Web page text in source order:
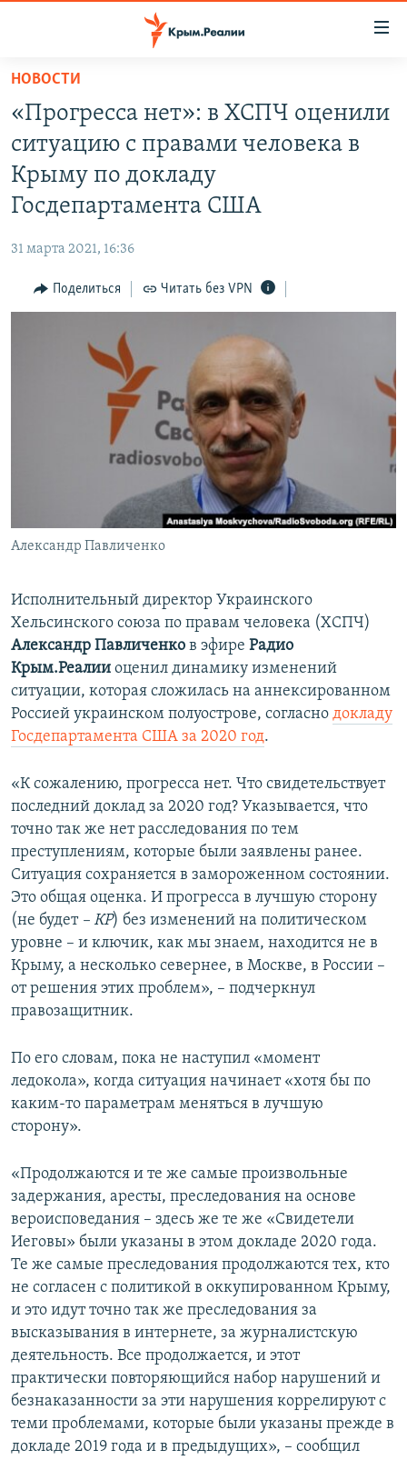
Вернуться
основному
содержанию
Вернутся
главной
Вернутся
поиску
СПЕЦПРОЕКТЫ
КАРТА ВОЕННЫХ ОБЪЕКТОВ КРЫМА
ВОДА
ИСТОРИЯ
ИНТЕРАКТИВ
ИНФОГРАФИКА
СОВЕТЫ ПРАВОЗАЩИТНИКОВ
ПРОПАВШИЕ БЕЗ ВЕСТИ
ПОБЕДИТЕЛЕЙ НЕ СУДЯТ?
КРЫМ.НЕПОКОРЕННЫЙ
УКРАИНСКАЯ ПРОБЛЕМА КРЫМА
РАДІО СВОБОДА
КАК ОБОЙТИ БЛОКИРОВКУ
Українською
ПРИСОЕДИНЯЙТЕСЬ!
Все сайты RFE/RL
НОВОСТИ
«Прогресса нет»: в ХСПЧ оценили
ситуацию с правами человека в
Крыму по докладу
Госдепартамента США
31 марта 2021, 16:36
Поделиться Читать без VPN
Александр Павличенко
Исполнительный директор Украинского
Хельсинского союза по правам человека (ХСПЧ)
Александр Павличенко в эфире Радио
Крым.Реалии оценил динамику изменений
ситуации, которая сложилась на аннексированном
Россией украинском полуострове, согласно докладу
Госдепартамента США за 2020 год.
«К сожалению, прогресса нет. Что свидетельствует
последний доклад за 2020 год? Указывается, что
точно так же нет расследования по тем
преступлениям, которые были заявлены ранее.
Ситуация сохраняется в замороженном состоянии.
Это общая оценка. И прогресса в лучшую сторону
(не будет – КР) без изменений на политическом
уровне – и ключик, как мы знаем, находится не в
Крыму, а несколько севернее, в Москве, в России –
от решения этих проблем», – подчеркнул
правозащитник.
По его словам, пока не наступил «момент
ледокола», когда ситуация начинает «хотя бы по
каким-то параметрам меняться в лучшую
сторону».
«Продолжаются и те же самые произвольные
задержания, аресты, преследования на основе
вероисповедания – здесь же те же «Свидетели
Иеговы» были указаны в этом докладе 2020 года.
Те же самые преследования продолжаются тех, кто
не согласен с политикой в оккупированном Крыму,
и это идут точно так же преследования за
высказывания в интернете, за журналистскую
деятельность. Все продолжается, и этот
практически повторяющийся набор нарушений и
безнаказанности за эти нарушения коррелируют с
теми проблемами, которые были указаны прежде в
докладе 2019 года и в предыдущих», – сообщил